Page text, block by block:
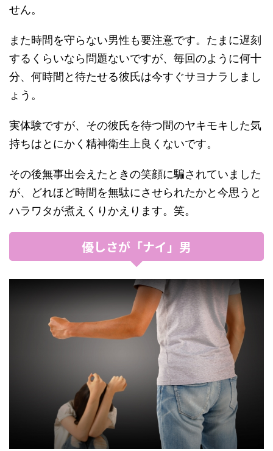
せん。
また時間を守らない男性も要注意です。たまに遅刻
するくらいなら問題ないですが、毎回のように何十
分、何時間と待たせる彼氏は今すぐサヨナラしまし
ょう。
実体験ですが、その彼氏を待つ間のヤキモキした気
持ちはとにかく精神衛生上良くないです。
その後無事出会えたときの笑顔に騙されていました
が、どれほど時間を無駄にさせられたかと今思うと
ハラワタが煮えくりかえります。笑。
優しさが「ナイ」男